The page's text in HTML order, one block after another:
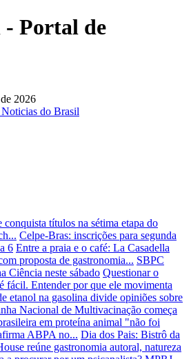
Portal de
2026
conquista títulos na sétima etapa do
Celpe-Bras: inscrições para segunda
6 Entre a praia e o café: La Casadella
proposta de gastronomia... SBPC
Ciência neste sábado Questionar o
fácil. Entender por que ele movimenta
etanol na gasolina divide opiniões sobre
Nacional de Multivacinação começa
em proteína animal "não foi
ABPA no... Dia dos Pais: Bistrô da
reúne gastronomia autoral, natureza